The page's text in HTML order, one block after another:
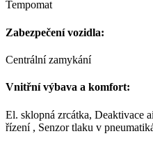
Tempomat
Zabezpečení vozidla:
Centrální zamykání
Vnitřní výbava a komfort:
El. sklopná zrcátka, Deaktivace
řízení , Senzor tlaku v